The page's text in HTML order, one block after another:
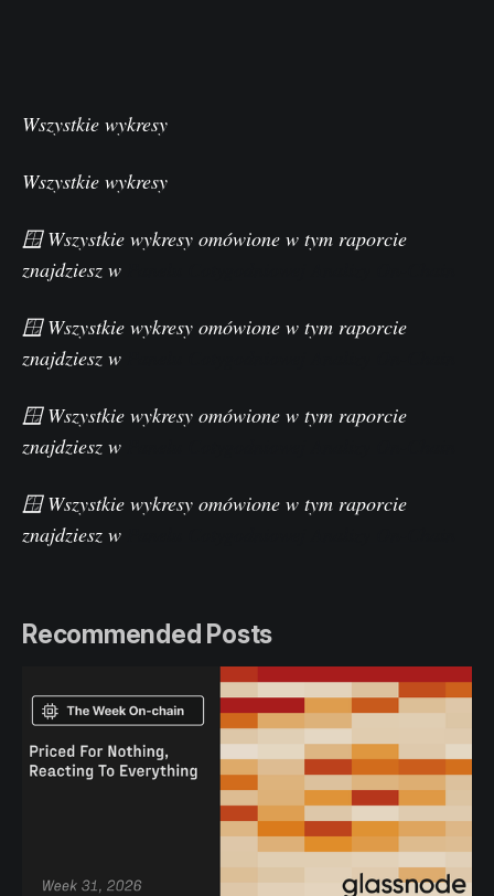
Wszystkie wykresy
Wszystkie wykresy
🪟 Wszystkie wykresy omówione w tym raporcie
znajdziesz w
🪟 Wszystkie wykresy omówione w tym raporcie
znajdziesz w
🪟 Wszystkie wykresy omówione w tym raporcie
znajdziesz w
🪟 Wszystkie wykresy omówione w tym raporcie
znajdziesz w
Recommended Posts